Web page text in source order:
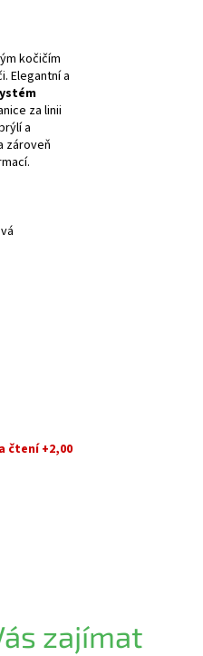
kočičím
Elegantní a
za linii
a
zároveň
čtení +2,00
zajímat